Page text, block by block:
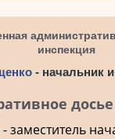
инспекция
- начальник
досье
- заместитель